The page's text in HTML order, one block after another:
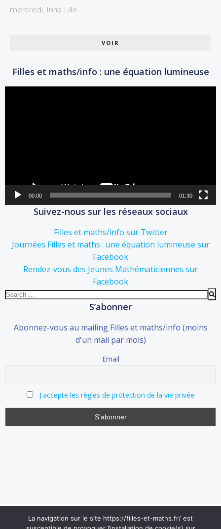
mercredi, Inria Lille
VOIR
Filles et maths/info : une équation lumineuse
00:00 01:30
Suivez-nous sur les réseaux sociaux
Filles et maths/info sur Twitter
Journées Filles et maths : une équation lumineuse sur
Facebook
Rendez-vous des Jeunes Mathématiciennes sur
Facebook
Search
S’abonner
Abonnez-vous au mailing Filles et maths/info (moins
d'un mail par mois)
Email
J'accepte les règles de protection de la vie privée
La navigation sur le site https://filles-et-maths.fr/ est